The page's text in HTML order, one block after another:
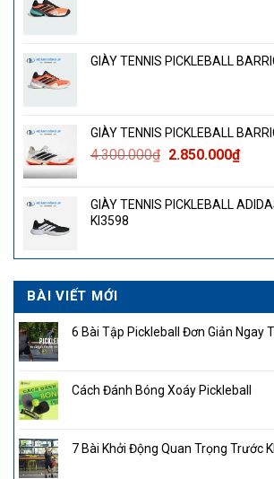
GIÀY TENNIS PICKLEBALL
GIÀY TENNIS PICKLEBALL
4.300.000₫ Giá
4.300.000₫.
2.850.000₫Giá
là:
GIÀY TENNIS PICKLEBALL
KI3598
BÀI VIẾT MỚI
6 Bài Tập Pickleball Đơn Giản Ngay
Cách Đánh Bóng Xoáy Pickleball
7 Bài Khởi Động Quan Trọng Trước